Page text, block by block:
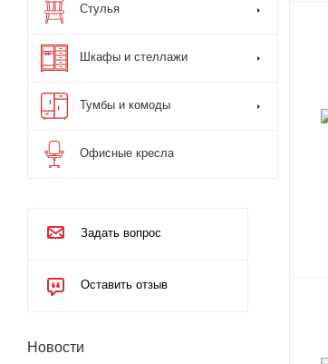
Стулья
Шкафы и стеллажи
Тумбы и комоды
Офисные кресла
Задать вопрос
Оставить отзыв
Новости